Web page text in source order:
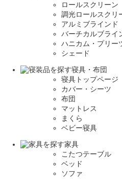
ロールスクリーン
調光ロールスクリ
アルミブラインド
バーチカルブライ
ハニカム・プリー
シェード
寝具・布団
寝具トップページ
カバー・シーツ
布団
マットレス
まくら
ベビー寝具
家具
こたつテーブル
ベッド
ソファ